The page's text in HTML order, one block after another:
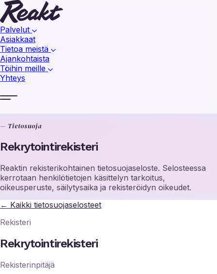
Palvelut
Asiakkaat
Tietoa meistä
Ajankohtaista
Töihin meille
Yhteys
— Tietosuoja
Rekrytointirekisteri
Reaktin rekisterikohtainen tietosuojaseloste. Selosteessa
kerrotaan henkilötietojen käsittelyn tarkoitus,
oikeusperuste, säilytysaika ja rekisteröidyn oikeudet.
← Kaikki tietosuojaselosteet
Rekisteri
Rekrytointirekisteri
Rekisterinpitäjä